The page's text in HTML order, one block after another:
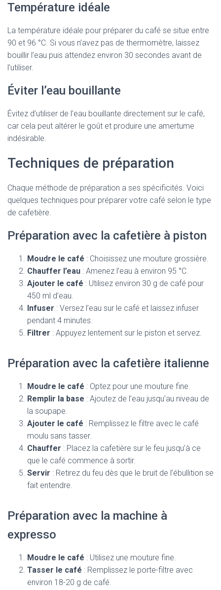
Température idéale
La température idéale pour préparer du café se situe entre
90 et 96 °C. Si vous n’avez pas de thermomètre, laissez
bouillir l’eau puis attendez environ 30 secondes avant de
l’utiliser.
Éviter l’eau bouillante
Évitez d’utiliser de l’eau bouillante directement sur le café,
car cela peut altérer le goût et produire une amertume
indésirable.
Techniques de préparation
Chaque méthode de préparation a ses spécificités. Voici
quelques techniques pour préparer votre café selon le type
de cafetière.
Préparation avec la cafetière à piston
Moudre le café : Choisissez une mouture grossière.
Chauffer l’eau : Amenez l’eau à environ 95 °C.
Ajouter le café : Utilisez environ 30 g de café pour
450 ml d’eau.
Infuser : Versez l’eau sur le café et laissez infuser
pendant 4 minutes.
Filtrer : Appuyez lentement sur le piston et servez.
Préparation avec la cafetière italienne
Moudre le café : Optez pour une mouture fine.
Remplir la base : Ajoutez de l’eau jusqu’au niveau de
la soupape.
Ajouter le café : Remplissez le filtre avec le café
moulu sans tasser.
Chauffer : Placez la cafetière sur le feu jusqu’à ce
que le café commence à sortir.
Servir : Retirez du feu dès que le bruit de l’ébullition se
fait entendre.
Préparation avec la machine à
expresso
Moudre le café : Utilisez une mouture fine.
Tasser le café : Remplissez le porte-filtre avec
environ 18-20 g de café.